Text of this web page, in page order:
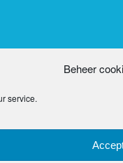
Beheer
service.